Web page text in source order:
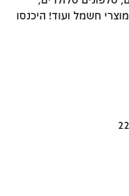
חשמל ועוד! היכנסו